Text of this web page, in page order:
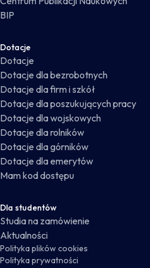
BIP
Dotacje
Dotacje
Dotacje dla bezrobotnych
Dotacje dla firm i szkół
Dotacje dla poszukujących pracy
Dotacje dla wojskowych
Dotacje dla rolników
Dotacje dla górników
Dotacje dla emerytów
Mam kod dostępu
Dla studentów
Studia na zamówienie
Aktualności
Polityka plików cookies
Polityka prywatności